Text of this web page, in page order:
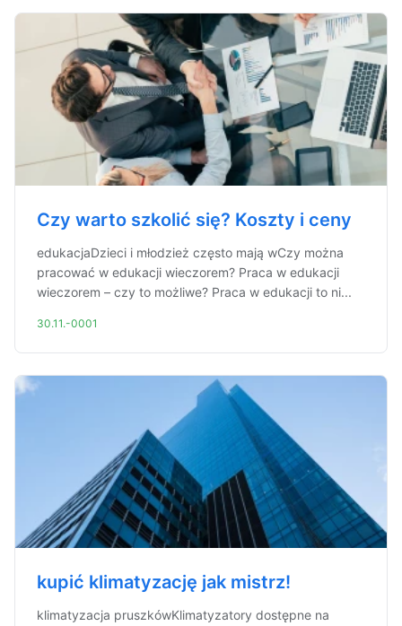
Czy warto szkolić się? Koszty i ceny
edukacjaDzieci i młodzież często mają wCzy można
pracować w edukacji wieczorem? Praca w edukacji
wieczorem – czy to możliwe? Praca w edukacji to ni...
30.11.-0001
kupić klimatyzację jak mistrz!
klimatyzacja pruszkówKlimatyzatory dostępne na